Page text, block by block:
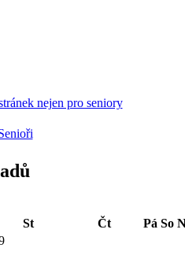
nejen pro seniory
St Čt Pá So